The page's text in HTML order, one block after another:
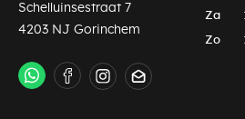
Schelluinsestraat 7
4203 NJ Gorinchem
Za
Zo